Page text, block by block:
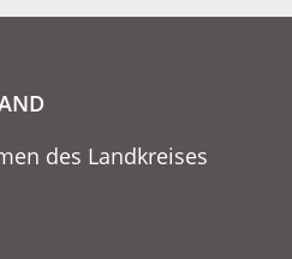
des Landkreises